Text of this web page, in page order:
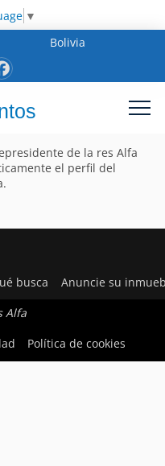
▼
Bolivia
de la res Alfa
el perfil del
busca Anuncie su
Alfa
Política de cookies